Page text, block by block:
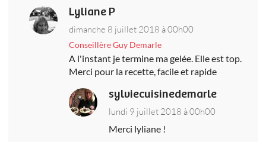
Lyliane P
dimanche 8 juillet 2018 à 00h00
Conseillère Guy Demarle
A l'instant je termine ma gelée. Elle est top.
Merci pour la recette, facile et rapide
sylviecuisinedemarle
lundi 9 juillet 2018 à 00h00
Merci lyliane !